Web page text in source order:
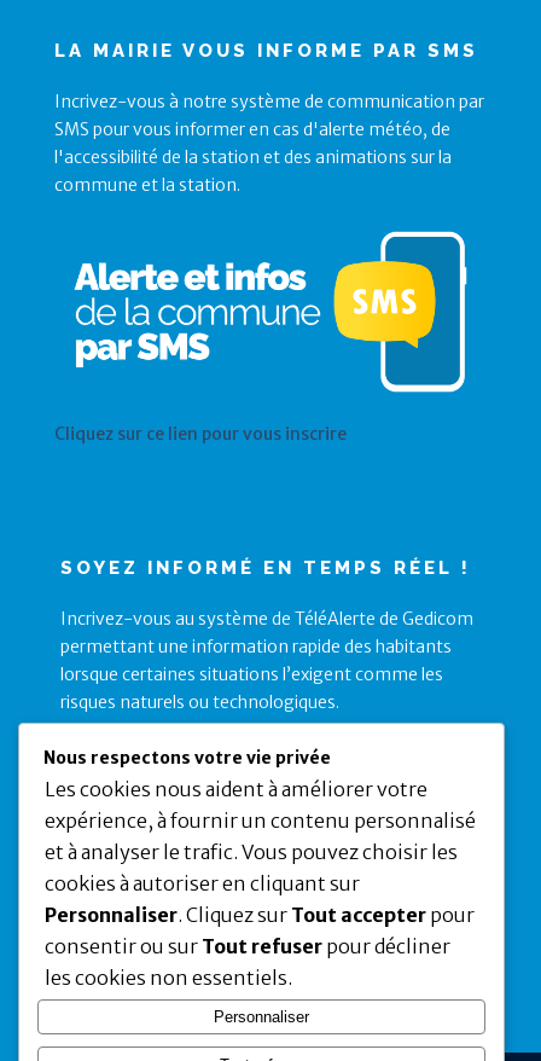
Ce site utilise des cookies pour vous garantir
la meilleure expérience sur notre site.
En savoir plus
✕
LA MAIRIE VOUS INFORME PAR SMS
Incrivez-vous à notre système de communication par
SMS pour vous informer en cas d'alerte météo, de
l'accessibilité de la station et des animations sur la
commune et la station.
Cliquez sur ce lien pour vous inscrire
SOYEZ INFORMÉ EN TEMPS RÉEL !
Incrivez-vous au système de TéléAlerte de Gedicom
permettant une information rapide des habitants
lorsque certaines situations l’exigent comme les
risques naturels ou technologiques.
Cliquez sur ce lien pour vous inscrire
Nous respectons votre vie privée
Les cookies nous aident à améliorer votre
expérience, à fournir un contenu personnalisé
et à analyser le trafic. Vous pouvez choisir les
cookies à autoriser en cliquant sur
Personnaliser. Cliquez sur Tout accepter pour
consentir ou sur Tout refuser pour décliner
les cookies non essentiels.
Personnaliser